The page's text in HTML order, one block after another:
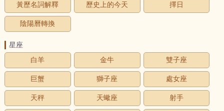
黃歷名詞解釋
歷史上的今天 擇日
陰陽曆轉換
星座
白羊
金牛 雙子座
巨蟹 獅子座 處女座
天秤 天蠍座 射手